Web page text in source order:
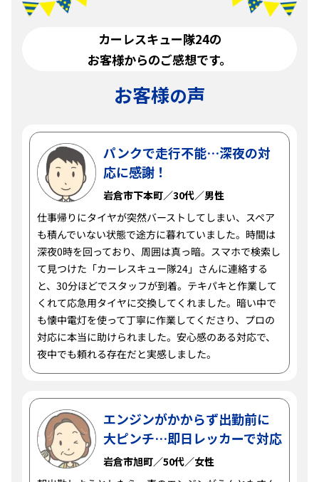
カーレスキュー隊24の
お客様からのご感想です。
お客様の声
パンクで走行不能…深夜の対
応に感謝！
岩倉市下本町／30代／男性
仕事帰りにタイヤが突然バーストしてしまい、スペア
も積んでいない状態で途方に暮れていました。時間は
深夜0時を回っており、周囲は真っ暗。スマホで検索し
て見つけた「カーレスキュー隊24」さんに連絡する
と、30分ほどでスタッフが到着。テキパキと作業して
くれて応急用タイヤに交換してくれました。暗い中で
も懐中電灯を使って丁寧に作業してくださり、プロの
対応に本当に助けられました。安心感のある対応で、
夜中でも頼れる存在だと実感しました。
エンジンがかからず出勤前に
大ピンチ…即日レッカーで対応
岩倉市旭町／50代／女性